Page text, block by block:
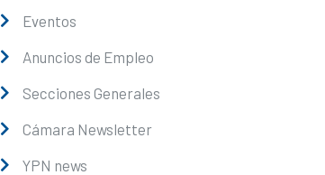
Eventos
Anuncios de Empleo
Secciones Generales
Cámara Newsletter
YPN news